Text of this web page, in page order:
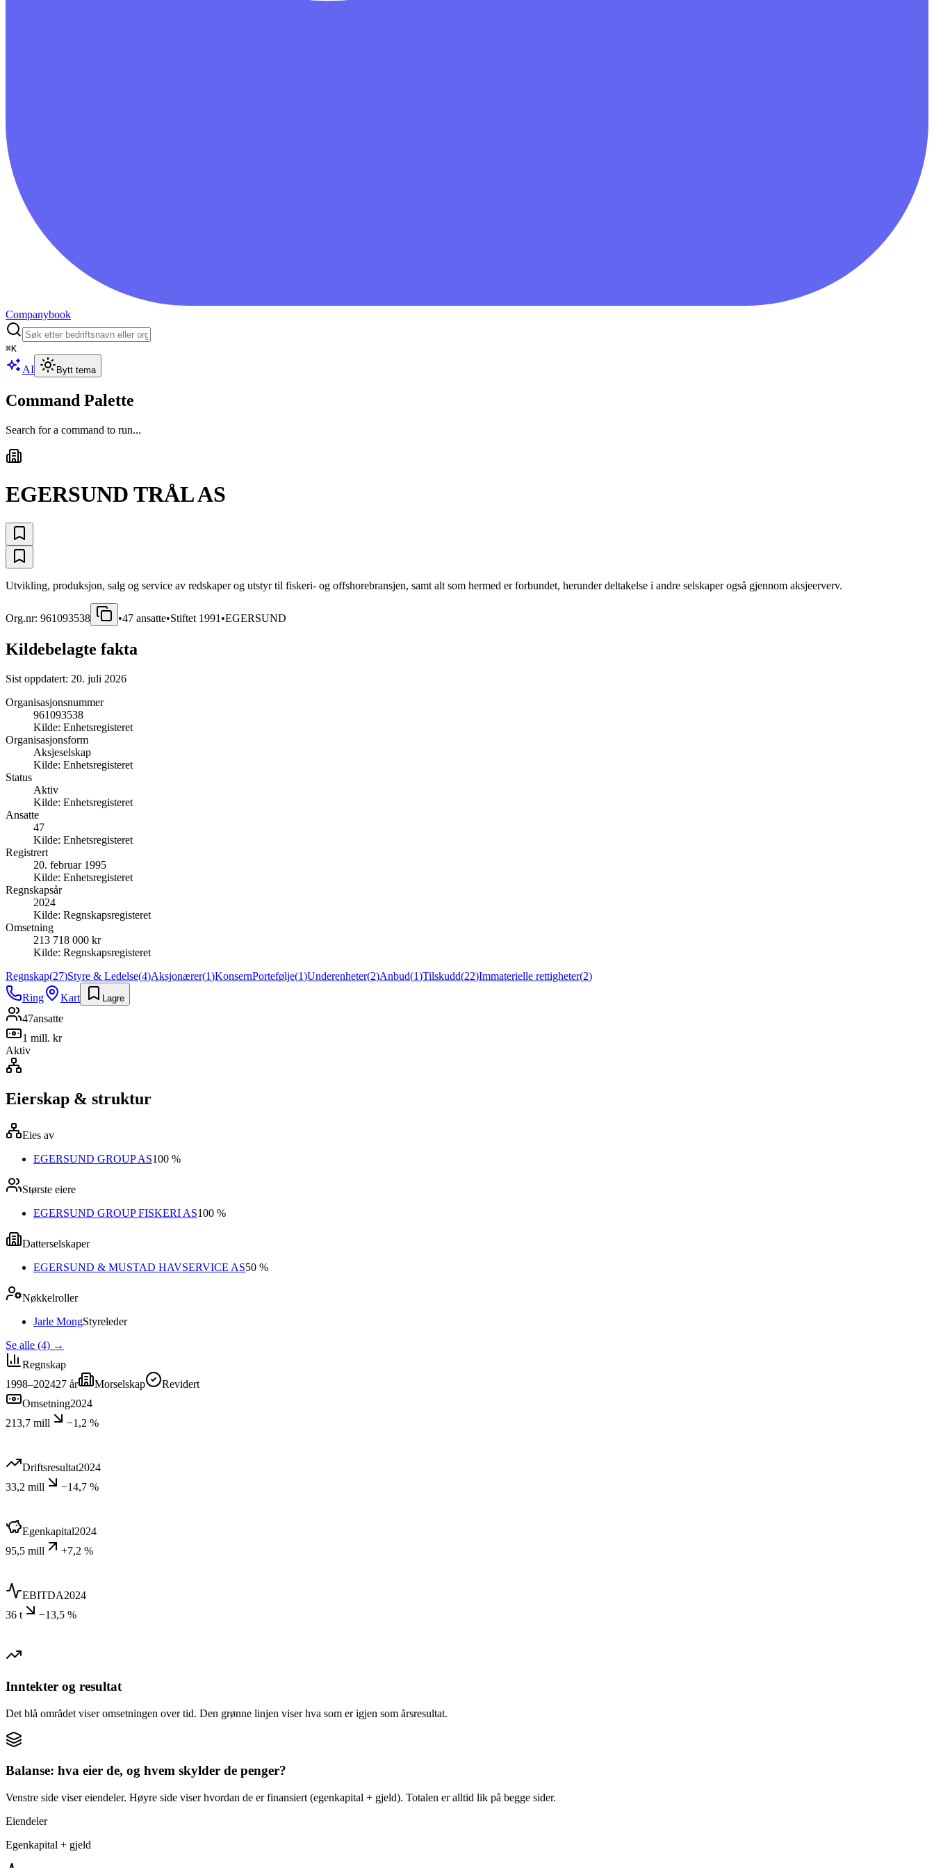
Companybook
⌘K
AI Bytt tema
Command Palette
Search for a command to run...
EGERSUND TRÅL AS
Utvikling, produksjon, salg og service av redskaper og utstyr til fiskeri- og offshorebransjen, samt alt som hermed er forbundet, herunder deltakelse i andre selskaper også gjennom aksjeerverv.
Org.nr: 961093538 •47 ansatte•Stiftet 1991 •EGERSUND
Kildebelagte fakta
Sist oppdatert: 20. juli 2026
Organisasjonsnummer
961093538
Kilde: Enhetsregisteret
Organisasjonsform
Aksjeselskap
Kilde: Enhetsregisteret
Status
Aktiv
Kilde: Enhetsregisteret
Ansatte
47
Kilde: Enhetsregisteret
Registrert
20. februar 1995
Kilde: Enhetsregisteret
Regnskapsår
2024
Kilde: Regnskapsregisteret
Omsetning
213 718 000 kr
Kilde: Regnskapsregisteret
Regnskap(27)Styre & Ledelse(4)Aksjonærer(1)KonsernPortefølje(1)Underenheter(2)Anbud(1)Tilskudd(22)Immaterielle rettigheter(2)
Ring
Kart Lagre
47ansatte
1 mill. kr
Aktiv
Eierskap & struktur
Eies av
EGERSUND GROUP AS100 %
Største eiere
EGERSUND GROUP FISKERI AS100 %
Datterselskaper
EGERSUND & MUSTAD HAVSERVICE AS50 %
Nøkkelroller
Jarle MongStyreleder
Se alle (4) →
Regnskap
1998–202427 år Morselskap
Revidert
Omsetning2024
213,7 mill
−1,2 %
Driftsresultat2024
33,2 mill
−14,7 %
Egenkapital2024
95,5 mill
+7,2 %
EBITDA2024
36 t
−13,5 %
Inntekter og resultat
Det blå området viser omsetningen over tid. Den grønne linjen viser hva som er igjen som årsresultat.
Balanse: hva eier de, og hvem skylder de penger?
Venstre side viser eiendeler. Høyre side viser hvordan de er finansiert (egenkapital + gjeld). Totalen er alltid lik på begge sider.
Eiendeler
Egenkapital + gjeld